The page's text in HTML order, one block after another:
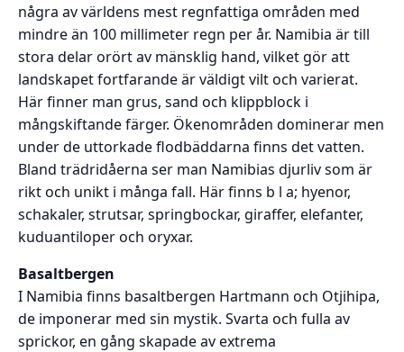
några av världens mest regnfattiga områden med
mindre än 100 millimeter regn per år. Namibia är till
stora delar orört av mänsklig hand, vilket gör att
landskapet fortfarande är väldigt vilt och varierat.
Här finner man grus, sand och klippblock i
mångskiftande färger. Ökenområden dominerar men
under de uttorkade flodbäddarna finns det vatten.
Bland trädridåerna ser man Namibias djurliv som är
rikt och unikt i många fall. Här finns b l a; hyenor,
schakaler, strutsar, springbockar, giraffer, elefanter,
kuduantiloper och oryxar.
Basaltbergen
I Namibia finns basaltbergen Hartmann och Otjihipa,
de imponerar med sin mystik. Svarta och fulla av
sprickor, en gång skapade av extrema